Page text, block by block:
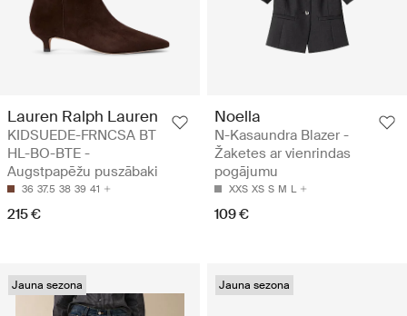
Lauren Ralph Lauren
KIDSUEDE-FRNCSA BT
HL-BO-BTE -
Augstpapēžu puszābaki
36 37.5 38 39 41
215 €
Noella
N-Kasaundra Blazer -
Žaketes ar vienrindas
pogājumu
XXS XS S M L
109 €
Jauna sezona Jauna sezona